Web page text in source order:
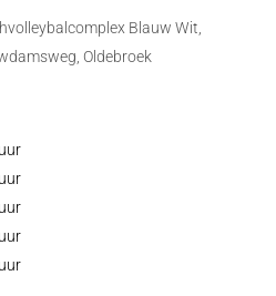
Blauw Wit,
Oldebroek